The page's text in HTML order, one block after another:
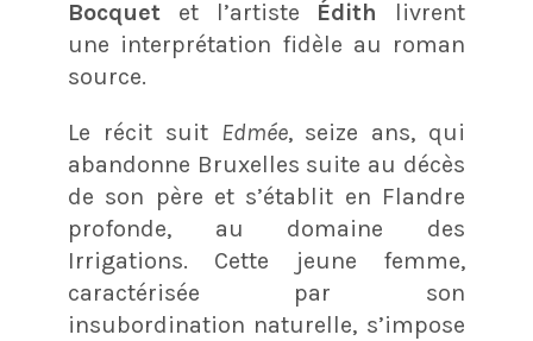
Bocquet et l’artiste Édith livrent
une interprétation fidèle au roman
source.
Le récit suit Edmée, seize ans, qui
abandonne Bruxelles suite au décès
de son père et s’établit en Flandre
profonde, au domaine des
Irrigations. Cette jeune femme,
caractérisée par son
insubordination naturelle, s’impose